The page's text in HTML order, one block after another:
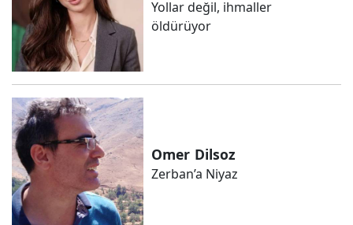
Yollar değil, ihmaller
öldürüyor
Omer Dilsoz
Zerban’a Niyaz